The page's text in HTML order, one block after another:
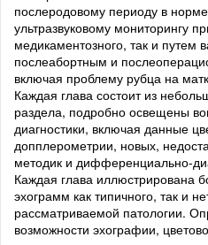
послеродовому периоду в
ультразвуковому мониторингу
медикаментозного, так и путем
послеабортным и
включая проблему рубца на
Каждая глава состоит из
раздела, подробно освещены
диагностики, включая данные
допплерометрии, новых,
методик и дифференциально-
Каждая глава иллюстрирована
эхограмм как типичного, так и
рассматриваемой патологии.
возможности эхографии,